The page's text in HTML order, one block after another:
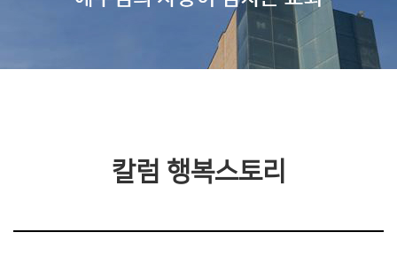
칼럼 행복스토리